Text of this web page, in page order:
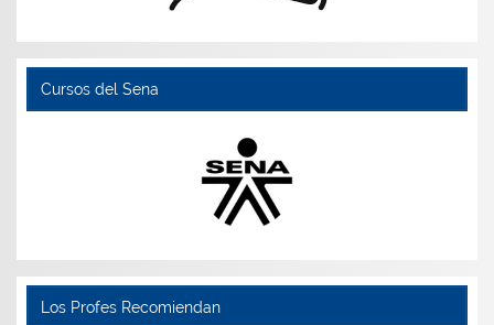
Cursos del Sena
Los Profes Recomiendan